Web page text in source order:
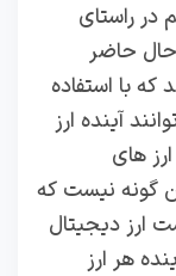
در راستای
حاضر
با استفاده
آینده ارز
های
گونه نیست که
ارز دیجیتال
هر ارز